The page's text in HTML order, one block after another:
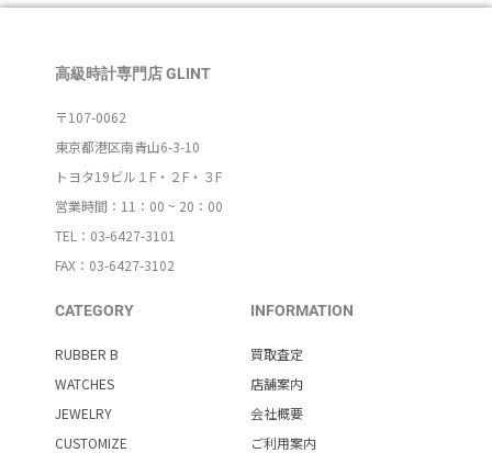
高級時計専門店 GLINT
〒107-0062
東京都港区南青山6-3-10
トヨタ19ビル１F・２F・３F
営業時間：11：00 ~ 20：00
TEL：03-6427-3101
FAX：03-6427-3102
CATEGORY
RUBBER B
WATCHES
JEWELRY
CUSTOMIZE
INFORMATION
買取査定
店舗案内
会社概要
ご利用案内